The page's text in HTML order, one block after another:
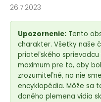
26.7.2023
Upozornenie: Tento
charakter. Všetky naše
priateľského sprievodcu
maximum pre to, aby
zrozumiteľné, no nie
encyklopédia. Môže sa
daného plemena vidia
o
p